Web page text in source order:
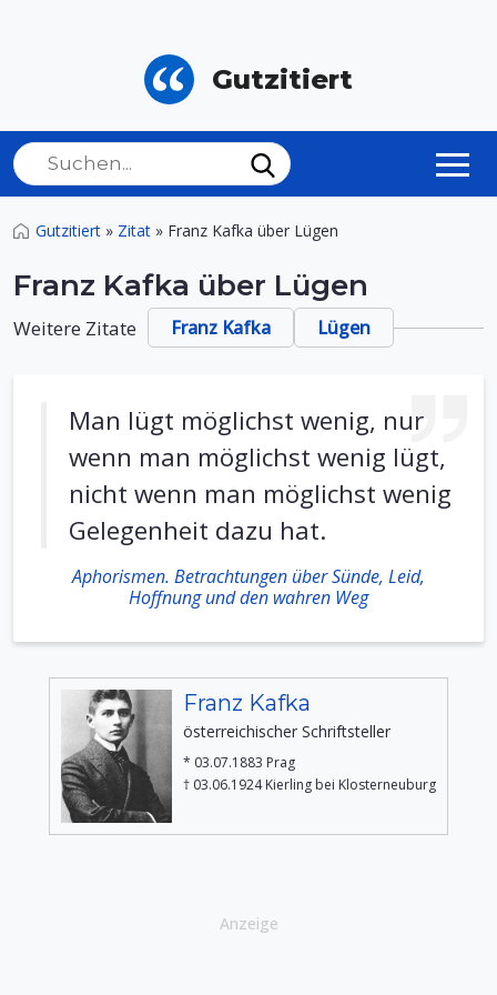
Gutzitiert
Gutzitiert » Zitat » Franz Kafka über Lügen
Franz Kafka über Lügen
Weitere Zitate Franz Kafka Lügen
Man lügt möglichst wenig, nur
wenn man möglichst wenig lügt,
nicht wenn man möglichst wenig
Gelegenheit dazu hat.
Aphorismen. Betrachtungen über Sünde, Leid,
Hoffnung und den wahren Weg
Franz Kafka
österreichischer Schriftsteller
* 03.07.1883 Prag
† 03.06.1924 Kierling bei Klosterneuburg
Anzeige